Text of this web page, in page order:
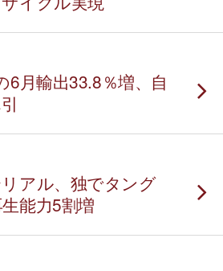
6月輸出33.8％増、自
アル、独でタング
能力5割増